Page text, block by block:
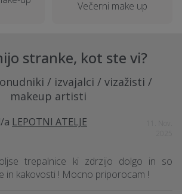
Večerni make up
stranke, kot ste vi?
/ izvajalci / vizažisti /
makeup artisti
a LEPOTNI ATELJE
trepalnice ki zdrzijo dolgo in so
in kakovosti ! Mocno priporocam !